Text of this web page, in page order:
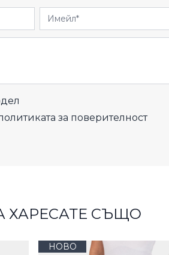
Имейл
за поверителност
ХАРЕСАТЕ СЪЩО
НОВО